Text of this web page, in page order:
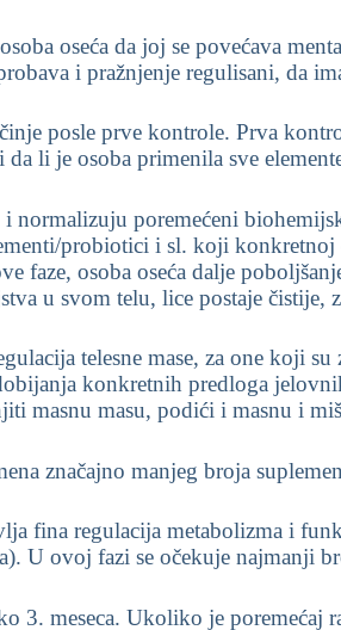
oseća da joj se povećava
i pražnjenje regulisani, da
posle prve kontrole. Prva
da li je osoba primenila sve
normalizuju poremećeni
probiotici i sl. koji konkretnoj
faze, osoba oseća dalje
u svom telu, lice postaje
telesne mase, za one koji
konkretnih predloga
masnu masu, podići i masnu i
značajno manjeg broja
fina regulacija metabolizma i
U ovoj fazi se očekuje najmanji
3. meseca. Ukoliko je poremećaj